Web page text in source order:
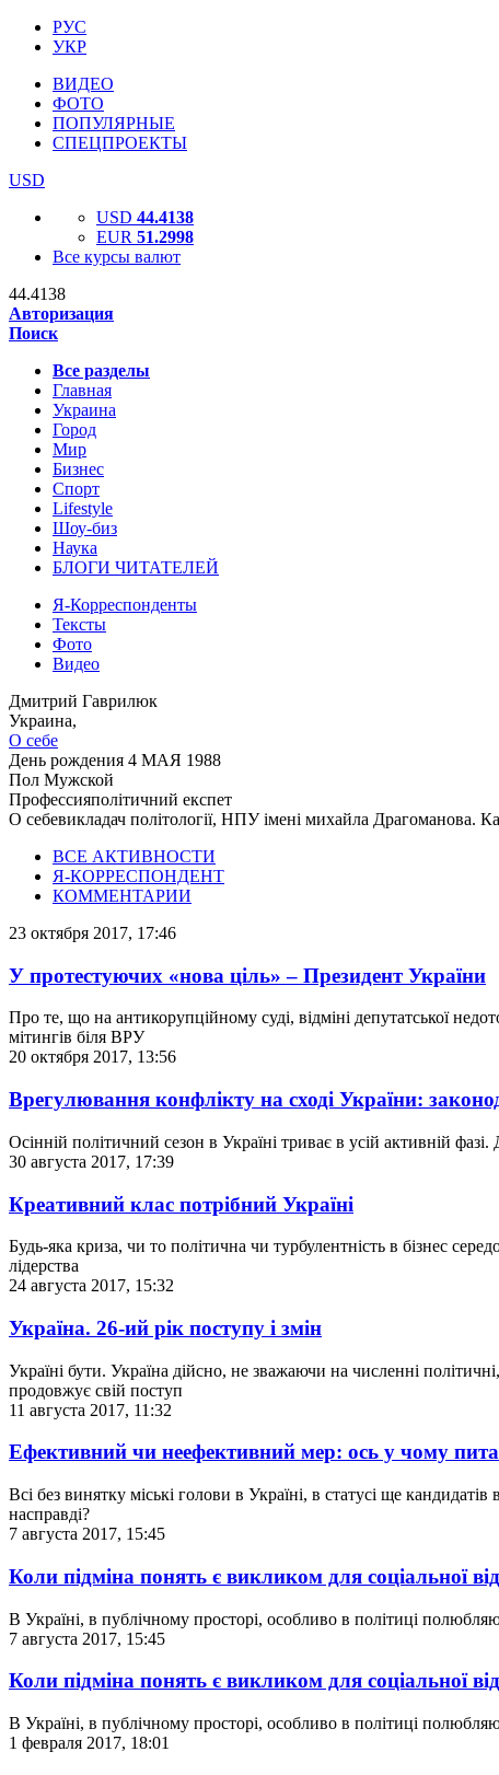
РУС
УКР
ВИДЕО
ФОТО
ПОПУЛЯРНЫЕ
СПЕЦПРОЕКТЫ
USD
USD 44.4138
EUR 51.2998
Все курсы валют
44.4138
Авторизация
Поиск
Все разделы
Главная
Украина
Город
Мир
Бизнес
Спорт
Lifestyle
Шоу-биз
Наука
БЛОГИ ЧИТАТЕЛЕЙ
Я-Корреспонденты
Тексты
Фото
Видео
Дмитрий Гаврилюк
Украина,
О себе
День рождения 4 МАЯ 1988
Пол Мужской
Профессияполітичний експет
О себевикладач політології, НПУ імені михайла Драгоманова.
ВСЕ АКТИВНОСТИ
Я-КОРРЕСПОНДЕНТ
КОММЕНТАРИИ
23 октября 2017, 17:46
У протестуючих «нова ціль» – Президент України
Про те, що на антикорупційному суді, відміні депутатської
мітингів біля ВРУ
20 октября 2017, 13:56
Врегулювання конфлікту на сході України:
Осінній політичний сезон в Україні триває в усій активній
30 августа 2017, 17:39
Креативний клас потрібний Україні
Будь-яка криза, чи то політична чи турбулентність в бізнес
лідерства
24 августа 2017, 15:32
Україна. 26-ий рік поступу і змін
Україні бути. Україна дійсно, не зважаючи на численні
продовжує свій поступ
11 августа 2017, 11:32
Ефективний чи неефективний мер: ось у чому
Всі без винятку міські голови в Україні, в статусі ще
насправді?
7 августа 2017, 15:45
Коли підміна понять є викликом для соціальної
В Україні, в публічному просторі, особливо в політиці
7 августа 2017, 15:45
Коли підміна понять є викликом для соціальної
В Україні, в публічному просторі, особливо в політиці
1 февраля 2017, 18:01